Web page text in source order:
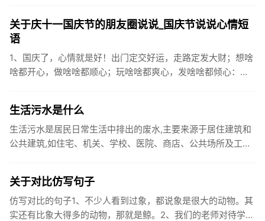
关于庆十一国庆节的朋友圈说说_国庆节说说心情短
语
1、国庆了，心情就是好！出门定交好运，走路定发大财；想啥
啥都开心，做啥啥都顺心；玩啥啥都爽心，发啥啥都倾心：祝
生活污水是什么
生活污水是居民日常生活中排出的废水,主要来源于居住建筑和
公共建筑,如住宅、机关、学校、医院、商店、公共场所及工业
关于对比仿写句子
仿写对比的句子1、不少人看到过象，都说象是很大的动物。其
实还有比象大得多的动物，那就是鲸。2、我们的老师对待学生